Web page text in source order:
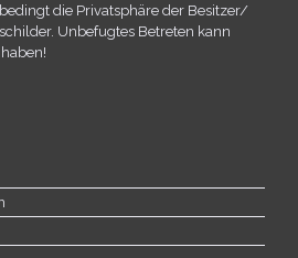
die Privatsphäre der Besitzer/​
Unbefugtes Betreten kann